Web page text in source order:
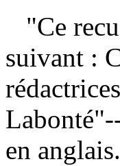
"Ce
suivant :
en